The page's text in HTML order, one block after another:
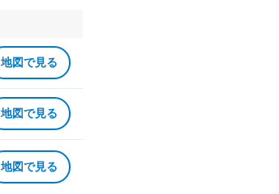
地図で見る
地図で見る
地図で見る